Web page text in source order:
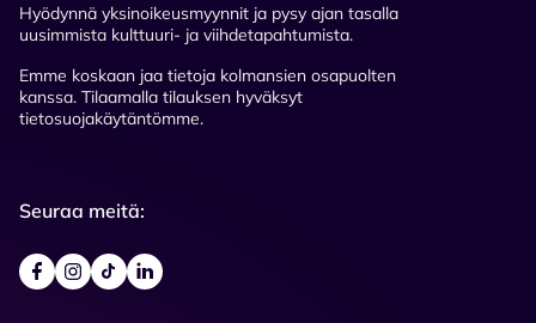
Hyödynnä yksinoikeusmyynnit ja pysy ajan tasalla
uusimmista kulttuuri- ja viihdetapahtumista.
Emme koskaan jaa tietoja kolmansien osapuolten
kanssa. Tilaamalla tilauksen hyväksyt
tietosuojakäytäntömme.
Seuraa meitä: